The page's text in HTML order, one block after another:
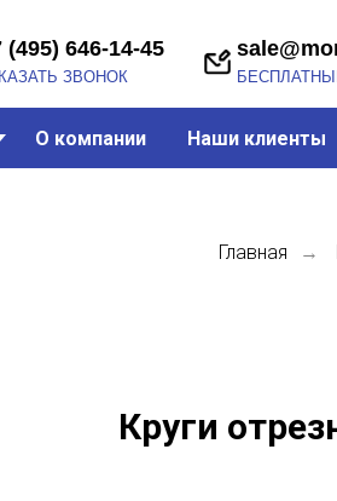
646-14-45
ЗВОНОК БЕСПЛАТНЫЙ РАСЧЕТ
О компании Наши клиенты
Главная →
Круги